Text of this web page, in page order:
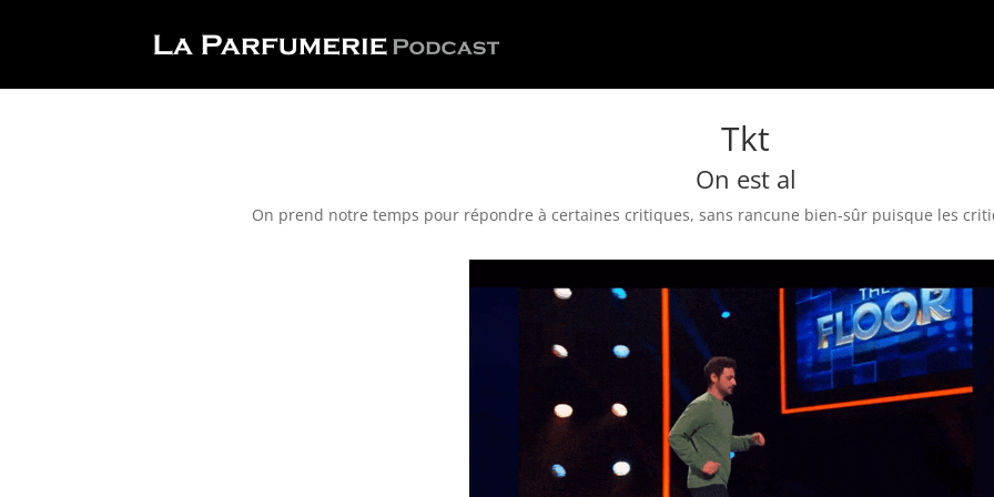
Tkt
On est al
On prend notre temps pour répondre à certaines critiques, sans rancune bien-sûr puisque les